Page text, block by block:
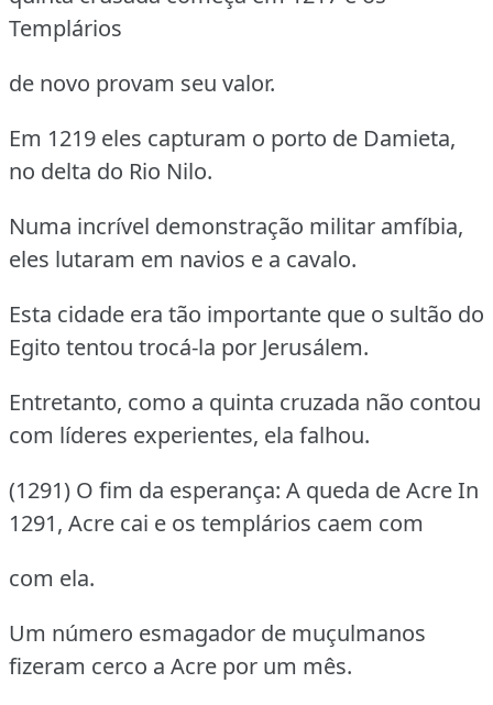
Templários
de novo provam seu valor.
Em 1219 eles capturam o porto de Damieta,
no delta do Rio Nilo.
Numa incrível demonstração militar amfíbia,
eles lutaram em navios e a cavalo.
Esta cidade era tão importante que o sultão do
Egito tentou trocá-la por Jerusálem.
Entretanto, como a quinta cruzada não contou
com líderes experientes, ela falhou.
(1291) O fim da esperança: A queda de Acre In
1291, Acre cai e os templários caem com
com ela.
Um número esmagador de muçulmanos
fizeram cerco a Acre por um mês.